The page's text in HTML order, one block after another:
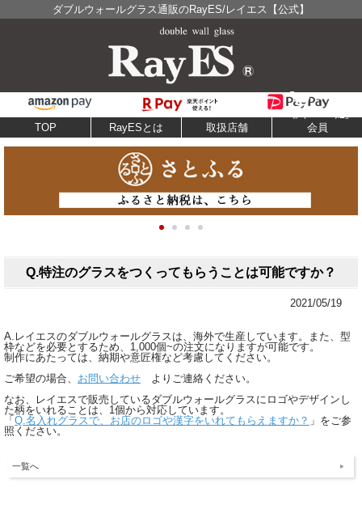
ダブルウォールグラス通販のRayES/レイエス【公式】
TOP RayESとは 取扱店舗 会員
Q.特注のグラスをつくってもらうことは可能ですか？
2021/05/19
A.レイエスのダブルウォールグラスは、海外で生産しています。また、型
枠などを必要とするため、1,000個~の注文になりますが可能です。
制作にあたっては、納期や意匠権など考慮してください。
ご希望の場合、 お問い合わせ よりご連絡ください。
なお、レイエスで販売しているダブルウォールグラスにロゴやデザインし
た柄をいれることは、1個から対応しています。
「 Q.名入れグラスで、お店のロゴや漢字をいれてもらえますか？ 」をご参
照ください。
一覧へ